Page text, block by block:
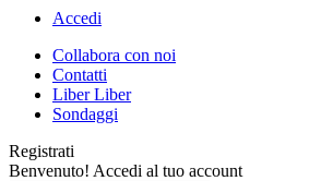
Accedi
Collabora con noi
Contatti
Liber Liber
Sondaggi
Registrati
Benvenuto! Accedi al tuo account